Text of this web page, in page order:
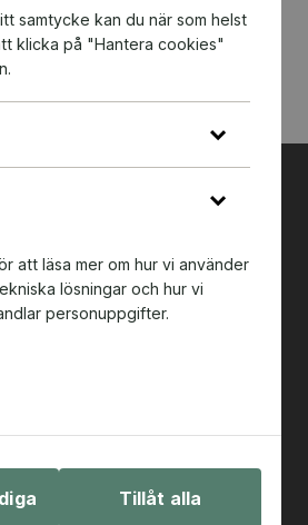
samtycke kan du när som helst
klicka på "Hantera cookies"
att läsa mer om hur vi använder
lösningar och hur vi
personuppgifter.
Tillåt alla